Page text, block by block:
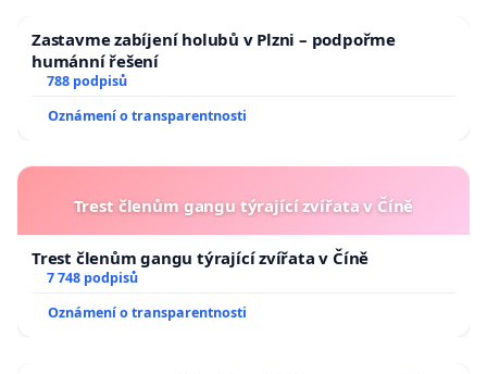
Zastavme zabíjení holubů v Plzni – podpořme
humánní řešení
788 podpisů
Oznámení o transparentnosti
Trest členům gangu týrající zvířata v Číně
Trest členům gangu týrající zvířata v Číně
7 748 podpisů
Oznámení o transparentnosti